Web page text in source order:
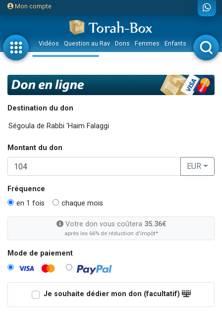
Mon compte
Vidéos Question au Rav Dons Femmes Enfants Etude sur
Destination du don
Montant du don
EUR
Fréquence
en 1 fois
chaque mois
Votre don vous coûtera 35.36€
après les 66% de réduction d'impôt*
Mode de paiement
Je souhaite dédier mon don (facultatif)